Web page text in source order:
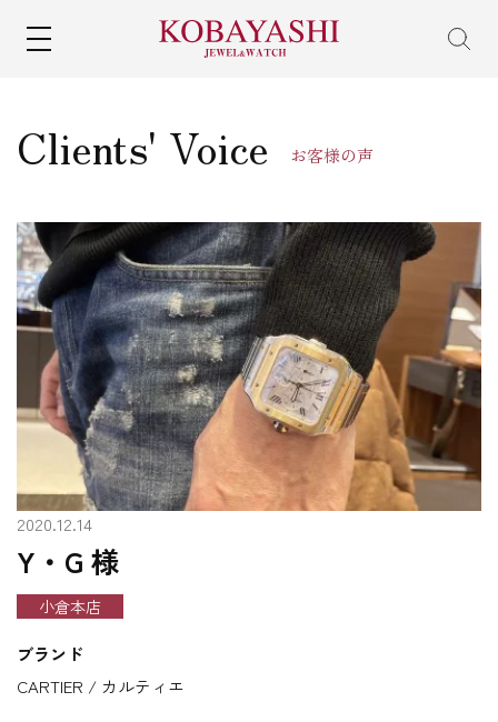
Clients' Voice お客様の声
2020.12.14
Y・G 様
小倉本店
ブランド
CARTIER / カルティエ